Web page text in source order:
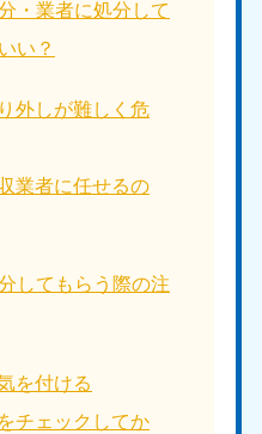
・業者に処分して
い？
外しが難しく危
業者に任せるの
してもらう際の注
を付ける
チェックしてか